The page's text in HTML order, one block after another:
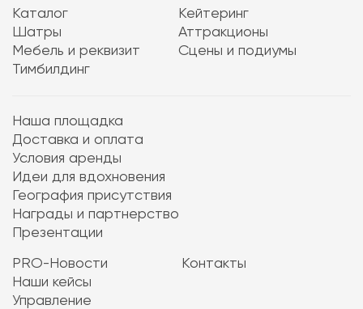
Каталог
Кейтеринг
Шатры
Аттракционы
Мебель и реквизит
Сцены и подиумы
Тимбилдинг
Наша площадка
Доставка и оплата
Условия аренды
Идеи для вдохновения
География присутствия
Награды и партнерство
Презентации
PRO-Новости
Наши кейсы
Управление
Контакты